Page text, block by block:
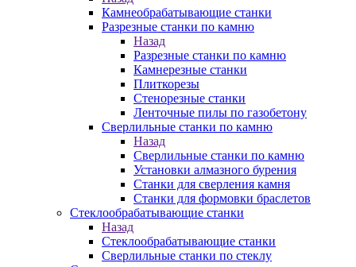
Камнеобрабатывающие станки
Разрезные станки по камню
Назад
Разрезные станки по камню
Камнерезные станки
Плиткорезы
Стенорезные станки
Ленточные пилы по газобетону
Сверлильные станки по камню
Назад
Сверлильные станки по камню
Установки алмазного бурения
Станки для сверления камня
Станки для формовки браслетов
Стеклообрабатывающие станки
Назад
Стеклообрабатывающие станки
Сверлильные станки по стеклу